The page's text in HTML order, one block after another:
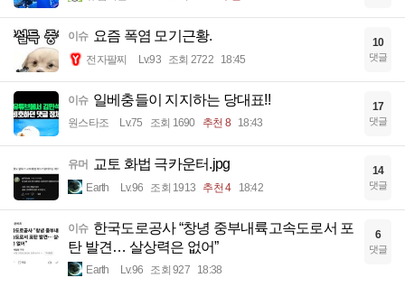
이슈 요즘 폭염 모기근황.
전자팔찌 Lv.93 조회 2722 18:45
10
댓글
이슈 일베충들이 지지하는 당대표!!
원스타조 Lv.75 조회 1690 추천 8 18:43
17
댓글
유머 교토 화법 극카운터.jpg
Earth Lv.96 조회 1913 추천 4 18:42
14
댓글
이슈 한국도로공사 “창녕 중부내륙고속도로서 포
탄 발견… 살상력은 없어”
Earth Lv.96 조회 927 18:38
6
댓글